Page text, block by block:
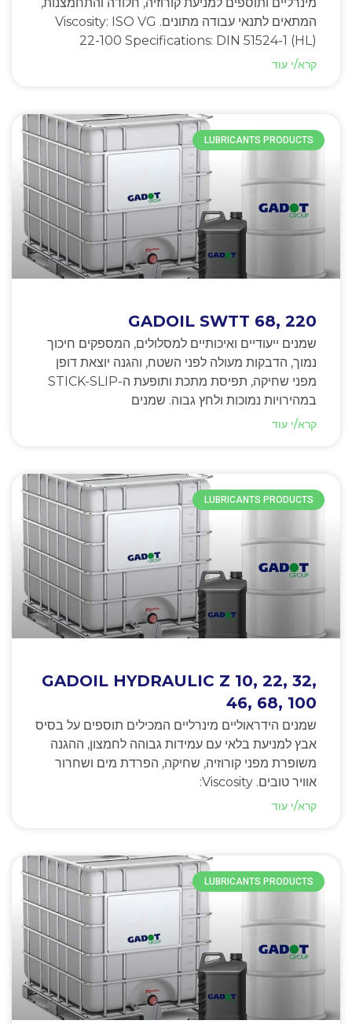
המתאים לתנאי עבודה מתונים. Viscosity: ISO VG
22-100 Specifications: DIN 51524-1 (HL)
קרא/י עוד
LUBRICANTS PRODUCTS
GADOIL SWTT 68, 220
שמנים ייעודיים ואיכותיים למסלולים, המספקים חיכוך
נמוך, הדבקות מעולה לפני השטח, והגנה יוצאת דופן
מפני שחיקה, תפיסת מתכת ותופעת ה-STICK-SLIP
במהירויות נמוכות ולחץ גבוה. שמנים
קרא/י עוד
LUBRICANTS PRODUCTS
GADOIL HYDRAULIC Z 10, 22, 32,
46, 68, 100
שמנים הידראוליים מינרליים המכילים תוספים על בסיס
אבץ למניעת בלאי עם עמידות גבוהה לחמצון, ההגנה
משופרת מפני קורוזיה, שחיקה, הפרדת מים ושחרור
אוויר טובים. Viscosity:
קרא/י עוד
LUBRICANTS PRODUCTS